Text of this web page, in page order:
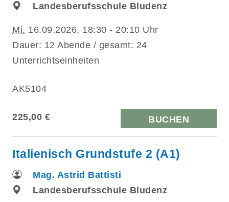
Landesberufsschule Bludenz
Mi. 16.09.2026, 18:30 - 20:10 Uhr
Dauer: 12 Abende / gesamt: 24
Unterrichtseinheiten
AK5104
225,00 € BUCHEN
Italienisch Grundstufe 2 (A1)
Mag. Astrid Battisti
Landesberufsschule Bludenz